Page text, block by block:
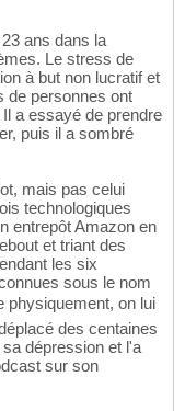
ans dans la
Le stress de
à but non lucratif et
de personnes ont
a essayé de prendre
puis il a sombré
mais pas celui
technologiques
entrepôt Amazon en
et triant des
les six
sous le nom
physiquement, on lui
des centaines
dépression et l'a
sur son